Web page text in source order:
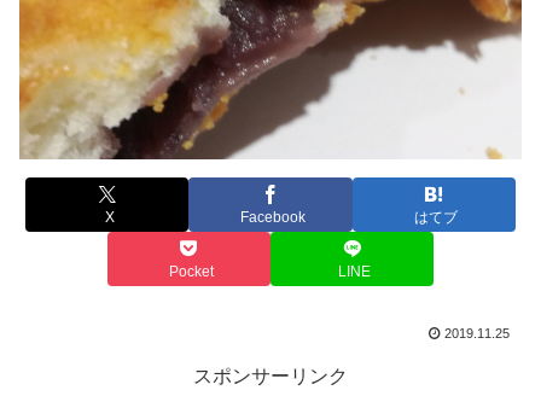
X Facebook はてブ
Pocket LINE
2019.11.25
スポンサーリンク